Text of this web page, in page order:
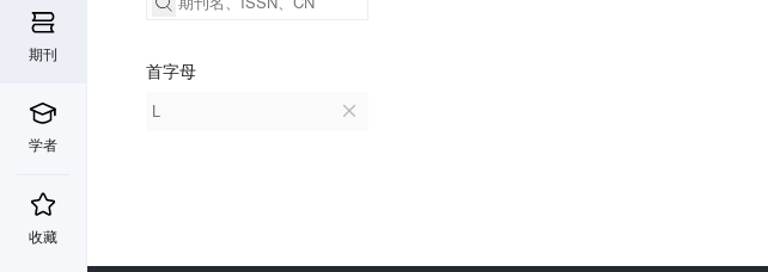
期刊
学者
收藏
首字母
L